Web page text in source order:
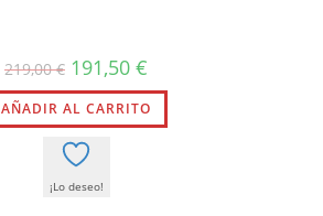
219,00€ El
precio
original
era:
219,00 €.
191,50 €
actual
es:
191,50 €.
AÑADIR AL CARRITO
¡Lo deseo!